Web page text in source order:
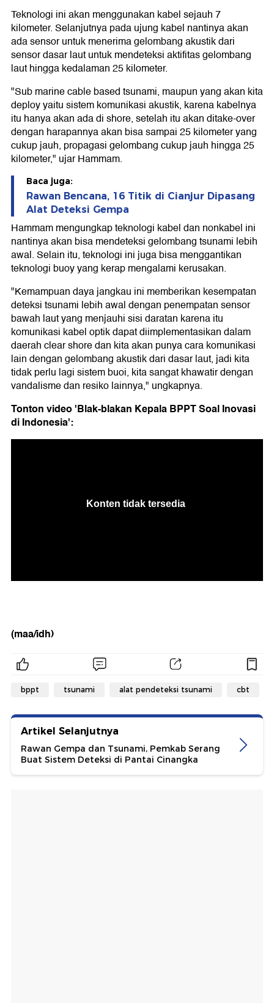
Teknologi ini akan menggunakan kabel sejauh 7
kilometer. Selanjutnya pada ujung kabel nantinya akan
ada sensor untuk menerima gelombang akustik dari
sensor dasar laut untuk mendeteksi aktifitas gelombang
laut hingga kedalaman 25 kilometer.
"Sub marine cable based tsunami, maupun yang akan kita
deploy yaitu sistem komunikasi akustik, karena kabelnya
itu hanya akan ada di shore, setelah itu akan ditake-over
dengan harapannya akan bisa sampai 25 kilometer yang
cukup jauh, propagasi gelombang cukup jauh hingga 25
kilometer," ujar Hammam.
Baca juga:
Rawan Bencana, 16 Titik di Cianjur Dipasang
Alat Deteksi Gempa
Hammam mengungkap teknologi kabel dan nonkabel ini
nantinya akan bisa mendeteksi gelombang tsunami lebih
awal. Selain itu, teknologi ini juga bisa menggantikan
teknologi buoy yang kerap mengalami kerusakan.
"Kemampuan daya jangkau ini memberikan kesempatan
deteksi tsunami lebih awal dengan penempatan sensor
bawah laut yang menjauhi sisi daratan karena itu
komunikasi kabel optik dapat diimplementasikan dalam
daerah clear shore dan kita akan punya cara komunikasi
lain dengan gelombang akustik dari dasar laut, jadi kita
tidak perlu lagi sistem buoi, kita sangat khawatir dengan
vandalisme dan resiko lainnya," ungkapnya.
Tonton video 'Blak-blakan Kepala BPPT Soal Inovasi
di Indonesia':
(maa/idh)
bppt tsunami alat pendeteksi tsunami cbt
Artikel Selanjutnya
Rawan Gempa dan Tsunami, Pemkab Serang
Buat Sistem Deteksi di Pantai Cinangka